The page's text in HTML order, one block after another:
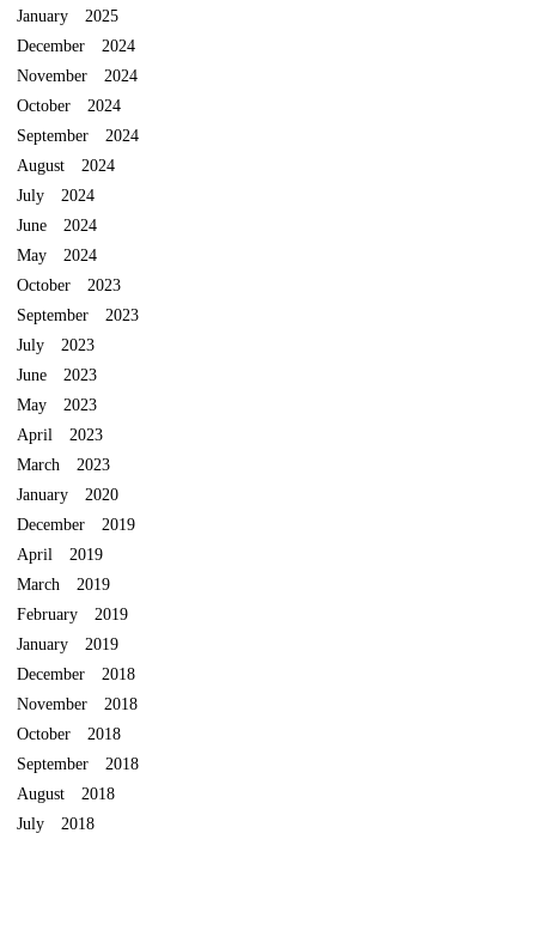
January 2025
December 2024
November 2024
October 2024
September 2024
August 2024
July 2024
June 2024
May 2024
October 2023
September 2023
July 2023
June 2023
May 2023
April 2023
March 2023
January 2020
December 2019
April 2019
March 2019
February 2019
January 2019
December 2018
November 2018
October 2018
September 2018
August 2018
July 2018